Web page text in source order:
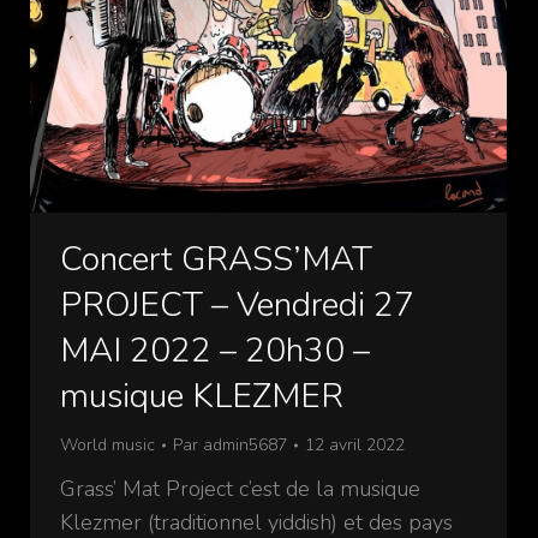
Concert GRASS’MAT
PROJECT – Vendredi 27
MAI 2022 – 20h30 –
musique KLEZMER
World music Par admin5687 12 avril 2022
Grass’ Mat Project c’est de la musique
Klezmer (traditionnel yiddish) et des pays